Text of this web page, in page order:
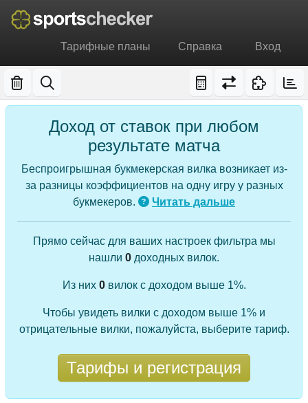
Тарифные планы Справка Вход
Доход от ставок при любом
результате матча
Беспроигрышная букмекерская вилка возникает из-
за разницы коэффициентов на одну игру у разных
букмекеров.
Читать дальше
Прямо сейчас для ваших настроек фильтра мы
нашли 0 доходных вилок.
Из них 0вилок с доходом выше 1%.
Чтобы увидеть вилки с доходом выше 1% и
отрицательные вилки, пожалуйста, выберите тариф.
Тарифы и регистрация